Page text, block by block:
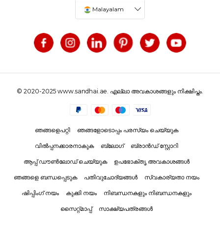
Malayalam
© 2020-2025 www.sandhai.ae. എല്ലാ അവകാശങ്ങളും നിക്ഷിപ്തം.
ഞങ്ങളെപറ്റി ഞങ്ങളോടൊപ്പം പരസ്യം ചെയ്യുക
വിൽപ്പനക്കാരനാകുക ബ്ലോഗ് ബ്രാൻഡ് സ്റ്റോറി
ആപ്പ് ഡൗൺലോഡ് ചെയ്യുക ഉപഭോക്തൃ അവകാശങ്ങൾ
ഞങ്ങളെ ബന്ധപ്പെടുക പതിവുചോദ്യങ്ങൾ സ്വകാര്യതാ നയം
ഷിപ്പിംഗ് നയം കുക്കി നയം നിബന്ധനകളും നിബന്ധനകളും
സൈറ്റ്മാപ്പ് സാക്ഷ്യപത്രങ്ങൾ